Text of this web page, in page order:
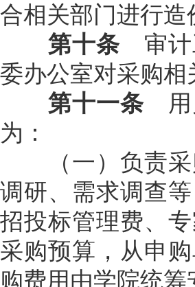
合相关部门进行
第十条 审计
委办公室对采购
第十一条 用
为：
（一）负责采
调研、需求调查
招投标管理费、
采购预算，从申
购费用由学院统筹